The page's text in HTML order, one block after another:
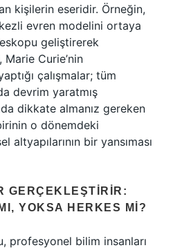
kişilerin eseridir. Örneğin,
evren modelini ortaya
geliştirerek
Curie’nin
çalışmalar; tüm
devrim yaratmış
dikkate almanız gereken
o dönemdeki
altyapılarının bir yansıması
GERÇEKLEŞTIRIR:
YOKSA HERKES MI?
profesyonel bilim insanları